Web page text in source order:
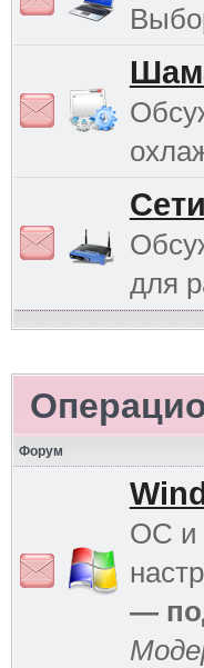
Сети
для
Форум
ОС и
—